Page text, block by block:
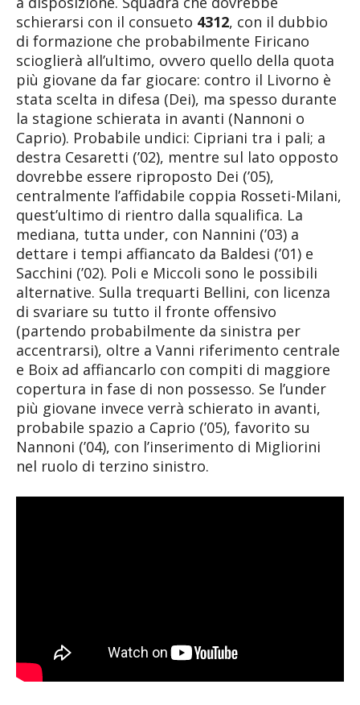
schierarsi con il consueto 4312, con il dubbio
di formazione che probabilmente Firicano
scioglierà all’ultimo, ovvero quello della quota
più giovane da far giocare: contro il Livorno è
stata scelta in difesa (Dei), ma spesso durante
la stagione schierata in avanti (Nannoni o
Caprio). Probabile undici: Cipriani tra i pali; a
destra Cesaretti (’02), mentre sul lato opposto
dovrebbe essere riproposto Dei (’05),
centralmente l’affidabile coppia Rosseti-Milani,
quest’ultimo di rientro dalla squalifica. La
mediana, tutta under, con Nannini (’03) a
dettare i tempi affiancato da Baldesi (’01) e
Sacchini (’02). Poli e Miccoli sono le possibili
alternative. Sulla trequarti Bellini, con licenza
di svariare su tutto il fronte offensivo
(partendo probabilmente da sinistra per
accentrarsi), oltre a Vanni riferimento centrale
e Boix ad affiancarlo con compiti di maggiore
copertura in fase di non possesso. Se l’under
più giovane invece verrà schierato in avanti,
probabile spazio a Caprio (’05), favorito su
Nannoni (’04), con l’inserimento di Migliorini
nel ruolo di terzino sinistro.